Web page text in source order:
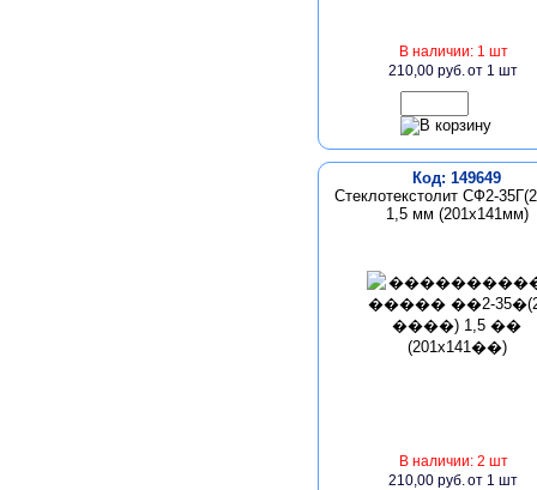
В наличии: 1 шт
210,00 руб.от 1 шт
Код: 149649
Стеклотекстолит СФ2-
1,5 мм (201x141мм)
В наличии: 2 шт
210,00 руб.от 1 шт